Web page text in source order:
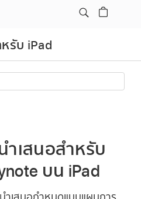
รับ iPad
เสนอสำหรับ
บน iPad
ำเสนอกำหนดแบบแผนการ